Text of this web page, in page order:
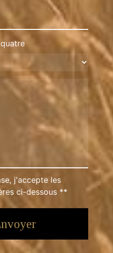
j'accepte les
ci-dessous **